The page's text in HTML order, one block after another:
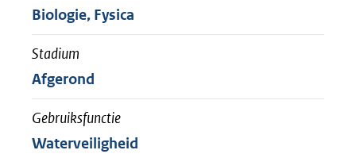
een
Biologie, Fysica
Stadium
Afgerond
Gebruiksfunctie
Waterveiligheid